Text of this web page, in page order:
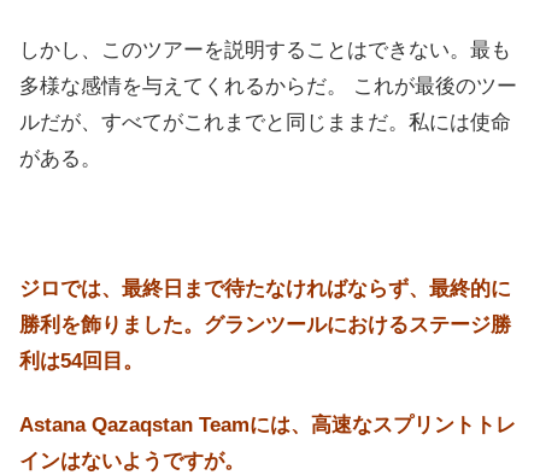
しかし、このツアーを説明することはできない。最も
多様な感情を与えてくれるからだ。 これが最後のツー
ルだが、すべてがこれまでと同じままだ。私には使命
がある。
ジロでは、最終日まで待たなければならず、最終的に
勝利を飾りました。グランツールにおけるステージ勝
利は54回目。
Astana Qazaqstan Teamには、高速なスプリントトレ
インはないようですが。